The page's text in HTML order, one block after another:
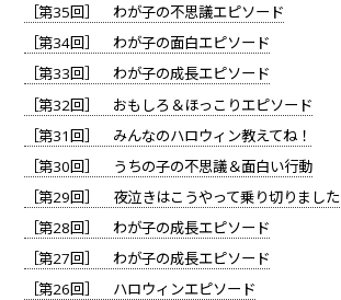
［第35回］ わが子の不思議エピソード
［第34回］ わが子の面白エピソード
［第33回］ わが子の成長エピソード
［第32回］ おもしろ＆ほっこりエピソード
［第31回］ みんなのハロウィン教えてね！
［第30回］ うちの子の不思議＆面白い行動
［第29回］ 夜泣きはこうやって乗り切りました
［第28回］ わが子の成長エピソード
［第27回］ わが子の成長エピソード
［第26回］ ハロウィンエピソード